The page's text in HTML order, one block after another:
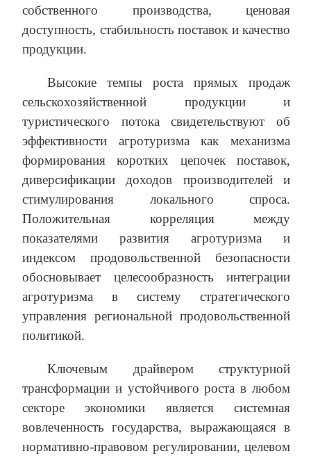
собственного производства, ценовая
доступность, стабильность поставок и качество
продукции.
Высокие темпы роста прямых продаж
сельскохозяйственной продукции и
туристического потока свидетельствуют об
эффективности агротуризма как механизма
формирования коротких цепочек поставок,
диверсификации доходов производителей и
стимулирования локального спроса.
Положительная корреляция между
показателями развития агротуризма и
индексом продовольственной безопасности
обосновывает целесообразность интеграции
агротуризма в систему стратегического
управления региональной продовольственной
политикой.
Ключевым драйвером структурной
трансформации и устойчивого роста в любом
секторе экономики является системная
вовлеченность государства, выражающаяся в
нормативно-правовом регулировании, целевом